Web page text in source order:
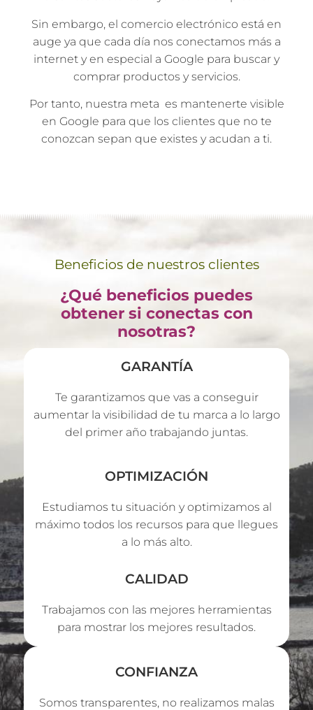
Sin embargo, el comercio electrónico está en
auge ya que cada día nos conectamos más a
internet y en especial a Google para buscar y
comprar productos y servicios.
Por tanto, nuestra meta es mantenerte visible
en Google para que los clientes que no te
conozcan sepan que existes y acudan a ti.
Beneficios de nuestros clientes
¿Qué beneficios puedes
obtener si conectas con
nosotras?
GARANTÍA
Te garantizamos que vas a conseguir
aumentar la visibilidad de tu marca a lo largo
del primer año trabajando juntas.
OPTIMIZACIÓN
Estudiamos tu situación y optimizamos al
máximo todos los recursos para que llegues
a lo más alto.
CALIDAD
Trabajamos con las mejores herramientas
para mostrar los mejores resultados.
CONFIANZA
Somos transparentes, no realizamos malas